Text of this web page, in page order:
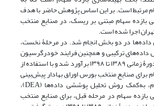
مرتبط است. بر این اساس پژوهش حاضر با هدف
بازده سهام مبتنی بر ریسک، در صنایع منتخب
اجرا شده است.
در دو بخش انجام شد. در مرحلۀ نخست،
ترکیبی و همچنین فرایند خودرگرسیون
مرتبۀ اولAR(1) ر دورۀ زمانی ۱۳۸۹ تا ۱۳۹۸ برآورد شد و با استفاده از
برای صنایع منتخب بورس اوراق بهادار پیش‌بینی
شد. در مرحلۀ دوم، به‌کمک روش تحلیل پوششی داده‌ها (DEA)،
بازده سهام در مرحله قبل، برای صنایع منتخب